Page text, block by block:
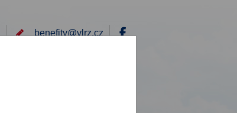
benefity@vlrz.cz